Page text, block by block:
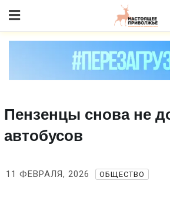
to content
Пензенцы снова не
автобусов
11 ФЕВРАЛЯ, 2026 ОБЩЕСТВО